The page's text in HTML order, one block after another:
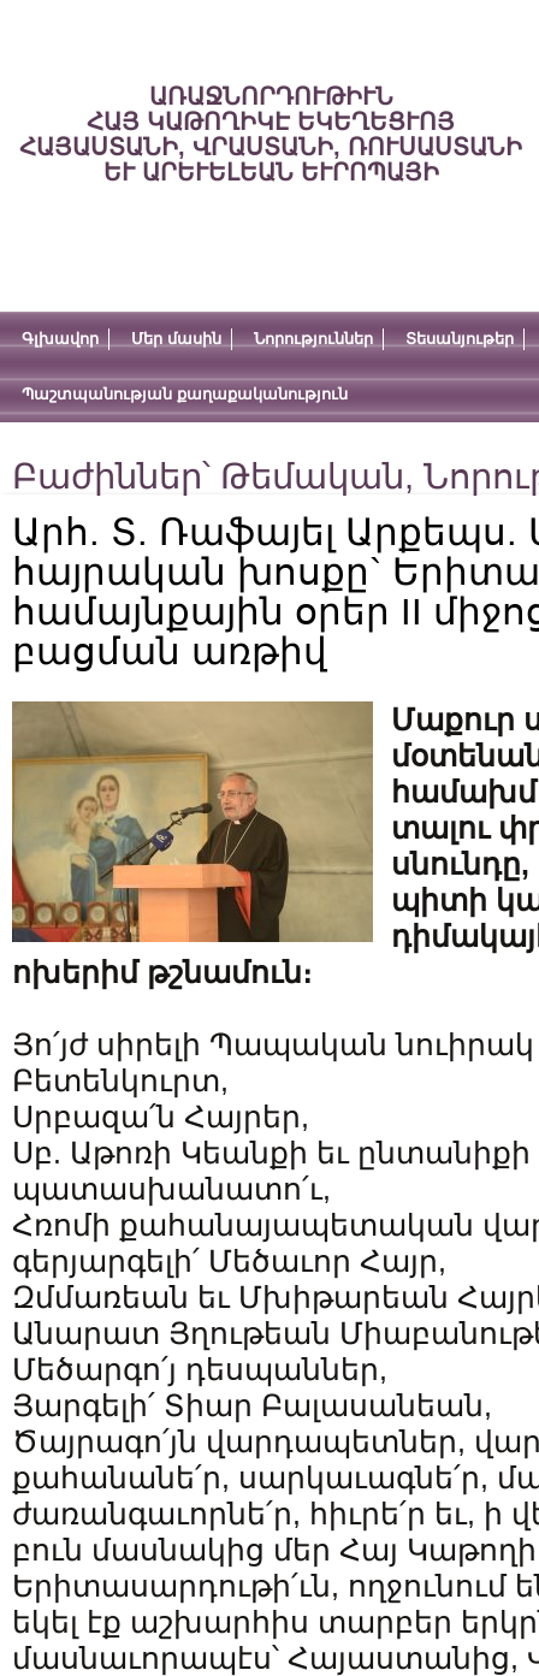
ԱՌԱՋՆՈՐԴՈՒԹԻՒՆ
ՀԱՅ ԿԱԹՈՂԻԿԷ ԵԿԵՂԵՑՒՈՅ
ՀԱՅԱՍՏԱՆԻ, ՎՐԱՍՏԱՆԻ, ՌՈՒՍԱՍՏԱՆԻ
ԵՒ ԱՐԵՒԵԼԵԱՆ ԵՒՐՈՊԱՅԻ
Գլխավոր Մեր մասին Նորություններ Տեսանյութեր
Պաշտպանության քաղաքականություն
Բաժիններ՝ Թեմական,
Արհ. Տ. Ռաֆայել Արքեպս.
հայրական խոսքը`
համայնքային օրեր II
բացման առթիվ
Մաքուր
տալու
պիտի
ոխերիմ թշնամուն։
Յո՛յժ սիրելի Պապական
Բետենկուրտ,
Սրբազա՛ն Հայրեր,
Սբ. Աթոռի Կեանքի եւ
պատասխանատո՛ւ,
Հռոմի քահանայապետական
գերյարգելի՛ Մեծաւոր Հայր,
Զմմառեան եւ Մխիթարեան
Անարատ Յղութեան
Մեծարգո՛յ դեսպաններ,
Յարգելի՛ Տիար Բալասանեան,
Ծայրագո՛յն վարդապետներ,
քահանանե՛ր, սարկաւագնե՛ր,
ժառանգաւորնե՛ր, հիւրե՛ր եւ, ի
բուն մասնակից մեր Հայ
Երիտասարդութի՛ւն, ողջունում
եկել էք աշխարհիս տարբեր
մասնաւորապէս՝ Հայաստանից,